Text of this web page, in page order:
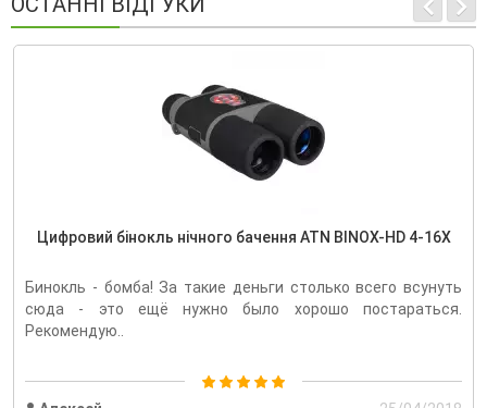
Цифровий бінокль нічного бачення ATN BINOX-HD 4-16X
Бинокль - бомба! За такие деньги столько всего всунуть
сюда - это ещё нужно было хорошо постараться.
Рекомендую..